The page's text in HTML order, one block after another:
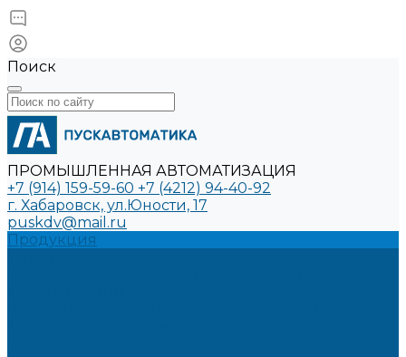
Поиск
ПРОМЫШЛЕННАЯ АВТОМАТИЗАЦИЯ
+7 (914) 159-59-60 +7 (4212) 94-40-92
г. Хабаровск, ул.Юности, 17
puskdv@mail.ru
Продукция